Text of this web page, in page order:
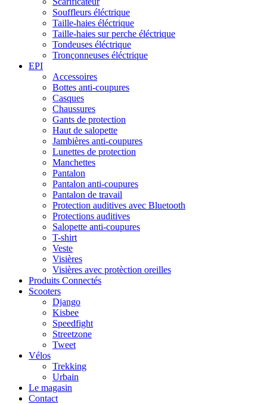
Souffleurs éléctrique
Taille-haies éléctrique
Taille-haies sur perche éléctrique
Tondeuses éléctrique
Tronçonneuses éléctrique
EPI
Accessoires
Bottes anti-coupures
Casques
Chaussures
Gants de protection
Haut de salopette
Jambières anti-coupures
Lunettes de protection
Manchettes
Pantalon
Pantalon anti-coupures
Pantalon de travail
Protection auditives avec Bluetooth
Protections auditives
Salopette anti-coupures
T-shirt
Veste
Visières
Visières avec protèction oreilles
Produits Connectés
Scooters
Django
Kisbee
Speedfight
Streetzone
Tweet
Vélos
Trekking
Urbain
Le magasin
Contact